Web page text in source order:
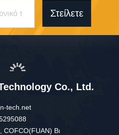
Στείλετε
Co., Ltd.
tech.net
COFCO(FUAN) Βι